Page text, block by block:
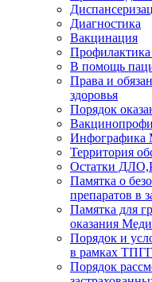
Диагностика
Вакцинация
Профилактика
В помощь
Права и
здоровья
Порядок
Инфографика
Территория
Остатки
Памятка о
препаратов в
Памятка для
оказания
Порядок и
в рамках ТПГГ
Порядок